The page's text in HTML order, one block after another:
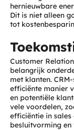
hernieuwbare
Dit is niet alleen
tot
Customer
belangrijk
met klanten.
efficiënte manier
en potentiële
vele voordelen,
efficiëntie in
besluitvorming